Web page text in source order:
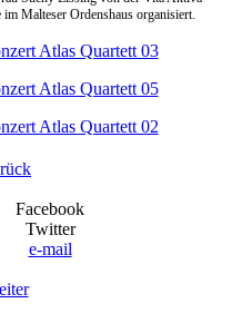
Malteser Ordenshaus organisiert.
Facebook
Twitter
e-mail